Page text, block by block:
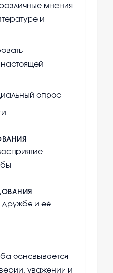
мнения
и
опрос
и её
основывается
уважении и